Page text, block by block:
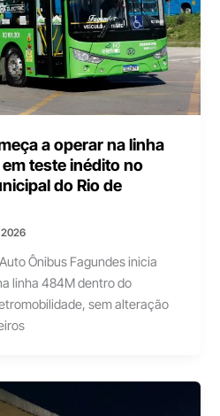
a operar na linha
teste inédito no
do Rio de
Ônibus Fagundes inicia
linha 484M dentro do
sem alteração